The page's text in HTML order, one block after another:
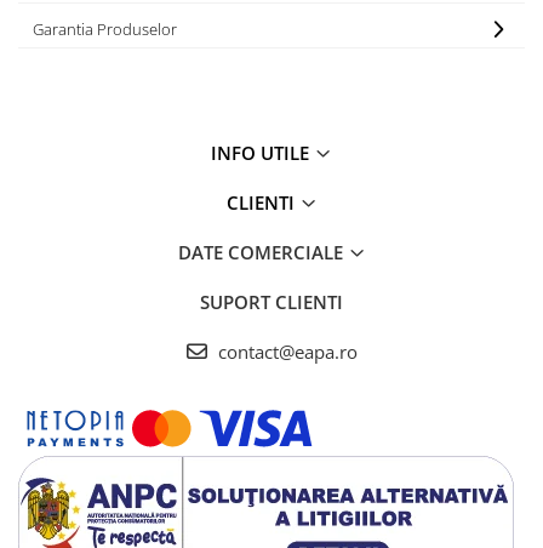
Garantia Produselor
INFO UTILE
CLIENTI
DATE COMERCIALE
SUPORT CLIENTI
contact@eapa.ro